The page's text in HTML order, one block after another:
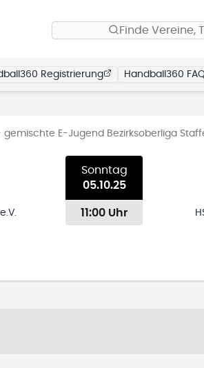
Finde Vereine,
Registrierung Handball360
E-Jugend Bezirksoberliga
Sonntag
05.10.25
11:00 Uhr